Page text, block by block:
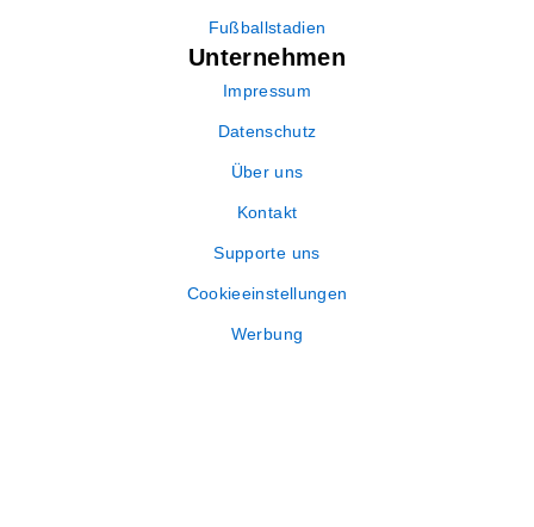
Fußballstadien
Unternehmen
Impressum
Datenschutz
Über uns
Kontakt
Supporte uns
Cookieeinstellungen
Werbung